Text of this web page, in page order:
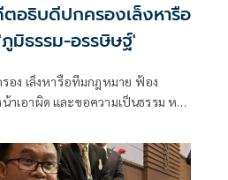
ตอธิบดีปกครองเล็งหารือ
มิธรรม-อรรษิษฐ์'
ง เล็งหารือทีมกฎหมาย ฟ้อง
าเอาผิด และขอความเป็นธรรม หลัง